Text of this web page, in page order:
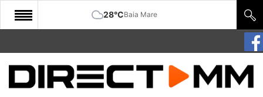
28°CBaia Mare
START
COMUNITATE